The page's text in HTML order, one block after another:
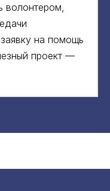
волонтером,
на помощь
проект —